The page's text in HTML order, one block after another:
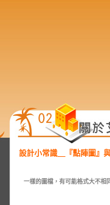
設計小常識＿『點陣圖』
一樣的圖檔，有可能格式大不相